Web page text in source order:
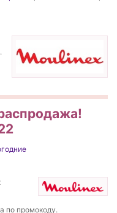
по промокоду.